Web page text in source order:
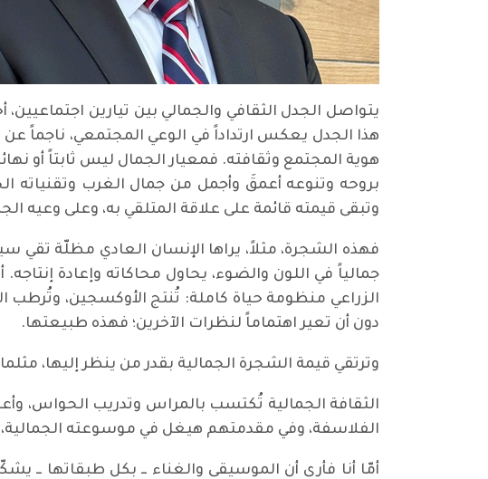
يتواصل الجدل الثقافي والجمالي بين تيارين
هذا الجدل يعكس ارتداداً في الوعي المجتمعي، ناجماً
هوية المجتمع وثقافته. فمعيار الجمال ليس ثابتاً أو
بروحه وتنوعه أعمقَ وأجمل من جمال الغرب وتقنياته
وتبقى قيمته قائمة على علاقة المتلقي به، وعلى وعيه
فهذه الشجرة، مثلاً، يراها الإنسان العادي مظلّة
جمالياً في اللون والضوء، يحاول محاكاته وإعادة
الزراعي منظومة حياة كاملة: تُنتج الأوكسجين، وتُرطب
دون أن تعير اهتماماً لنظرات الآخرين؛ فهذه طبيعتها.
وترتقي قيمة الشجرة الجمالية بقدر من ينظر إليها،
الثقافة الجمالية تُكتسب بالمراس وتدريب الحواس،
الفلاسفة، وفي مقدمتهم هيغل في موسوعته
أمّا أنا فأرى أن الموسيقى والغناء ــ بكل طبقاتها